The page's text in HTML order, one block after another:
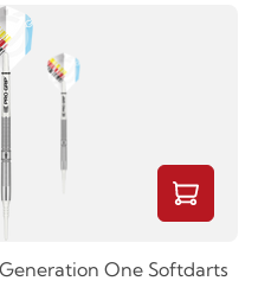
One Softdarts